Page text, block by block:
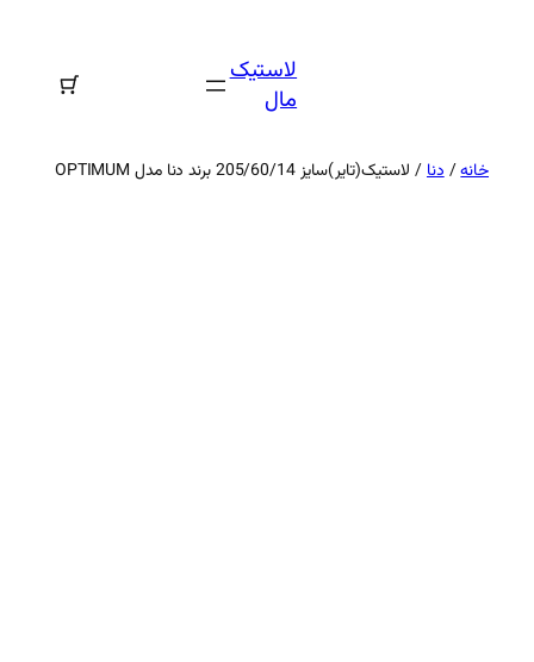
لاستیک
مال
خانه/دنا/ لاستیک(تایر)سایز 205/60/14 برند دنا مدل OPTIMUM